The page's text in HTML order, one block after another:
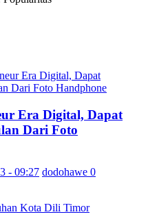
Era Digital, Dapat
Dari Foto
- 09:27 dodohawe 0